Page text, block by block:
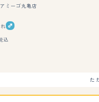
もっと見る
ミーゴ丸亀店
込
た